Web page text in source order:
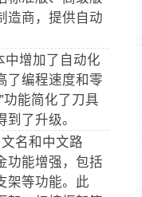
造商，提供自动
中增加了自动化
了编程速度和零
功能简化了刀具
了升级‌。‌
名和中文路
功能增强，包括
架等功能。此